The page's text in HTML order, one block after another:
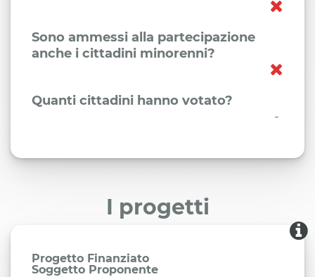
Sono ammessi alla partecipazione
anche i cittadini minorenni?
Quanti cittadini hanno votato?
-
I progetti
Progetto Finanziato
Soggetto Proponente